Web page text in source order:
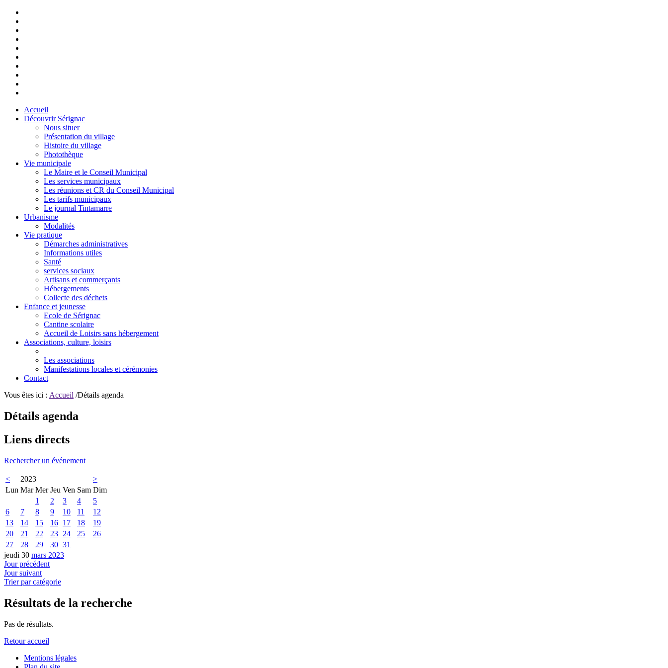
Accueil
Découvrir Sérignac
Nous situer
Présentation du village
Histoire du village
Photothèque
Vie municipale
Le Maire et le Conseil Municipal
Les services municipaux
Les réunions et CR du Conseil Municipal
Les tarifs municipaux
Le journal Tintamarre
Urbanisme
Modalités
Vie pratique
Démarches administratives
Informations utiles
Santé
services sociaux
Artisans et commerçants
Hébergements
Collecte des déchets
Enfance et jeunesse
Ecole de Sérignac
Cantine scolaire
Accueil de Loisirs sans hébergement
Associations, culture, loisirs
Les associations
Manifestations locales et cérémonies
Contact
Vous êtes ici : Accueil /Détails agenda
Détails agenda
Liens directs
Rechercher un événement
< 2023
>
Lun Mar Mer Jeu Ven Sam Dim
1
2 3 4
5
6
7 8 9 10 11
12
13
14 15 16 17 18
19
20
21 22 23 24 25
26
27
28 29 30 31
jeudi 30 mars 2023
Jour précédent
Jour suivant
Trier par catégorie
Résultats de la recherche
Pas de résultats.
Retour accueil
Mentions légales